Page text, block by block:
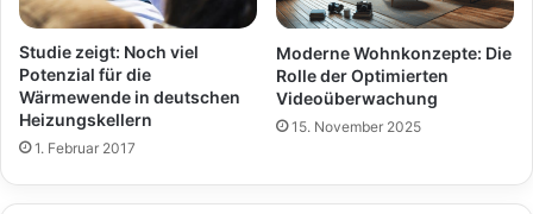
Studie zeigt: Noch viel
Potenzial für die
Wärmewende in deutschen
Heizungskellern
1. Februar 2017
Moderne Wohnkonzepte: Die
Rolle der Optimierten
Videoüberwachung
15. November 2025